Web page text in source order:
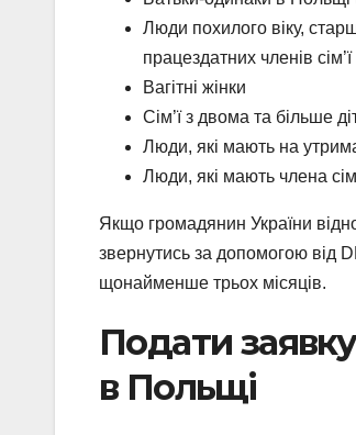
Люди похилого віку,
працездатних членів сім’ї
Вагітні жінки
Сім’ї з двома та більше
Люди, які мають на
Люди, які мають члена
Якщо громадянин України
звернутись за допомогою від
щонайменше трьох місяців.
Подати
в Польщі